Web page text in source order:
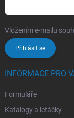
Vložením e-mailu
Přihlásit se
INFORMACE PRO
Formuláře
Katalogy a letáčky